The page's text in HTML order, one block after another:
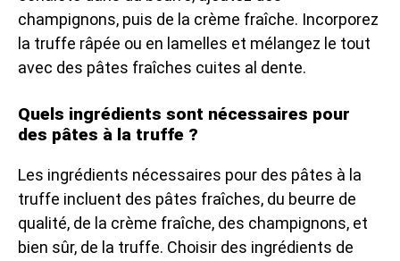
champignons, puis de la crème fraîche. Incorporez
la truffe râpée ou en lamelles et mélangez le tout
avec des pâtes fraîches cuites al dente.
Quels ingrédients sont nécessaires pour
des pâtes à la truffe ?
Les ingrédients nécessaires pour des pâtes à la
truffe incluent des pâtes fraîches, du beurre de
qualité, de la crème fraîche, des champignons, et
bien sûr, de la truffe. Choisir des ingrédients de